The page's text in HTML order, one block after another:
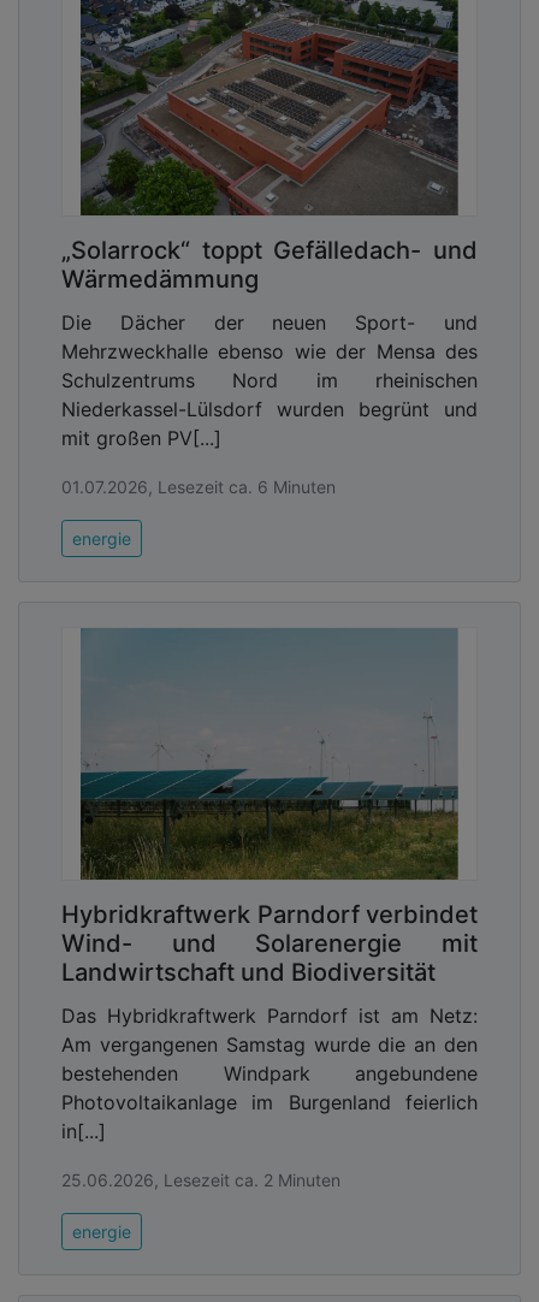
„Solarrock“ toppt Gefälledach- und
Wärmedämmung
Die Dächer der neuen Sport- und
Mehrzweckhalle ebenso wie der Mensa des
Schulzentrums Nord im rheinischen
Niederkassel-Lülsdorf wurden begrünt und
mit großen PV[...]
01.07.2026, Lesezeit ca. 6 Minuten
energie
Hybridkraftwerk Parndorf verbindet
Wind- und Solarenergie mit
Landwirtschaft und Biodiversität
Das Hybridkraftwerk Parndorf ist am Netz:
Am vergangenen Samstag wurde die an den
bestehenden Windpark angebundene
Photovoltaikanlage im Burgenland feierlich
in[...]
25.06.2026, Lesezeit ca. 2 Minuten
energie